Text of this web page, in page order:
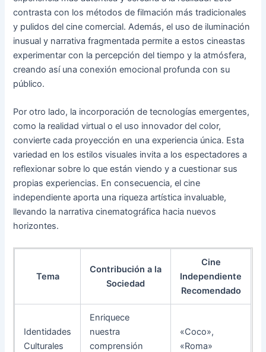
contrasta con los métodos de filmación más tradicionales
y pulidos del cine comercial. Además, el uso de iluminación
inusual y narrativa fragmentada permite a estos cineastas
experimentar con la percepción del tiempo y la atmósfera,
creando así una conexión emocional profunda con su
público.
Por otro lado, la incorporación de tecnologías emergentes,
como la realidad virtual o el uso innovador del color,
convierte cada proyección en una experiencia única. Esta
variedad en los estilos visuales invita a los espectadores a
reflexionar sobre lo que están viendo y a cuestionar sus
propias experiencias. En consecuencia, el cine
independiente aporta una riqueza artística invaluable,
llevando la narrativa cinematográfica hacia nuevos
horizontes.
Tema
Contribución a la
Sociedad
Cine
Independiente
Recomendado
Identidades
Culturales
Enriquece
nuestra
comprensión
«Coco»,
«Roma»